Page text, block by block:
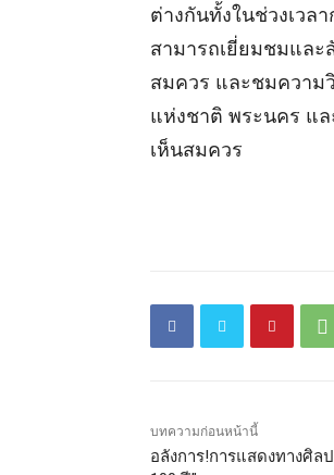
ต่างกันทั้งในช่วงเวล
สามารถเยี่ยมชมและ
สมควร และชมความ
แห่งชาติ พระนคร แล
เห็นสมควร
บทความก่อนหน้านี้
อลังการ!การแสดงทางศิล